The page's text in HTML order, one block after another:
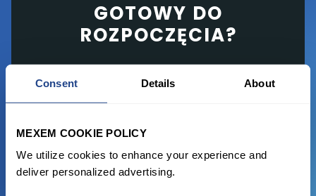
Consent Details About
MEXEM COOKIE POLICY
We utilize cookies to enhance your experience and
deliver personalized advertising.
GOTOWY DO
ROZPOCZĘCIA?
najnowocześniejszej platformy po
bezpłatne narzędzie i korzystne opłaty
transakcyjne.
DOŁĄCZ DO NAS TERAZ